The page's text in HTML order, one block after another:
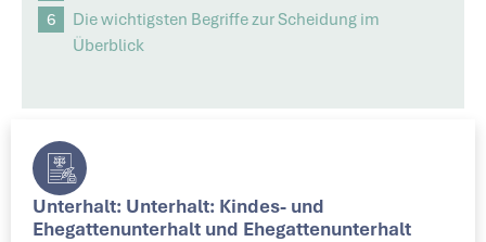
Die wichtigsten Begriffe zur Scheidung im
Überblick
Unterhalt: Unterhalt: Kindes- und
Ehegattenunterhalt und Ehegattenunterhalt